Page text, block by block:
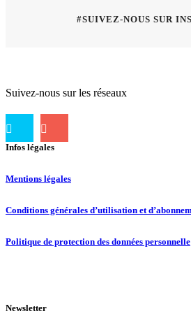
#SUIVEZ-NOUS SUR
Suivez-nous sur les réseaux
Infos légales
Mentions légales
Conditions générales d’utilisation et
Politique de protection des données personnelle
Newsletter